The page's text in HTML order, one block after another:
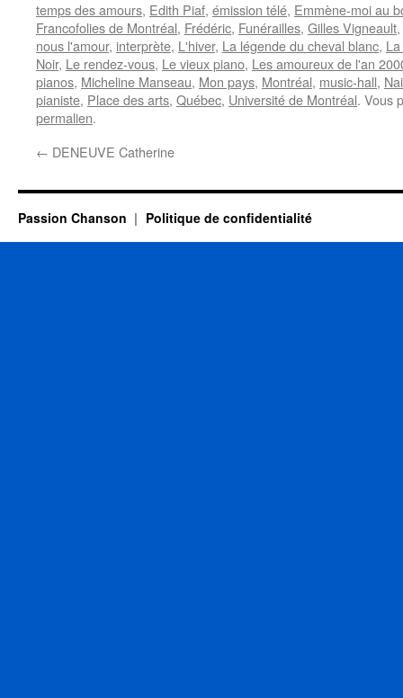
temps des amours, Edith Piaf, émission télé, Emmène-moi au
Francofolies de Montréal, Frédéric, Funérailles, Gilles Vigneault,
nous l'amour, interprète, L'hiver, La légende du cheval blanc,
Noir, Le rendez-vous, Le vieux piano, Les amoureux de l'an
pianos, Micheline Manseau, Mon pays, Montréal, music-hall,
pianiste, Place des arts, Québec, Université de Montréal. Vous
permalien.
← DENEUVE Catherine
Passion Chanson Politique de confidentialité